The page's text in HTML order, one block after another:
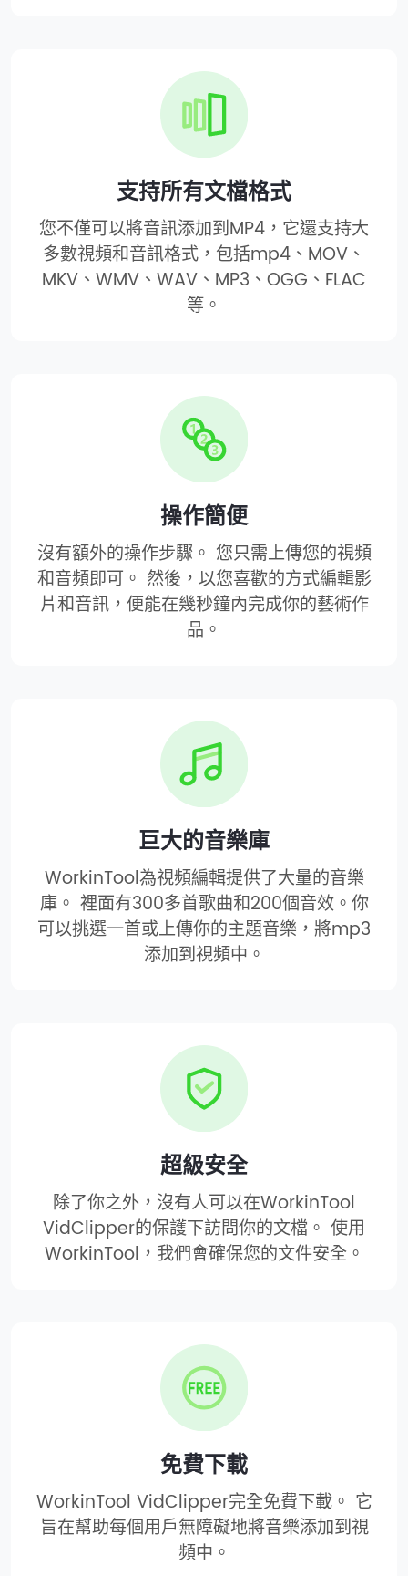
支持所有文檔格式
您不僅可以將音訊添加到MP4，它還支持大
多數視頻和音訊格式，包括mp4、MOV、
MKV、WMV、WAV、MP3、OGG、FLAC
等。
操作簡便
沒有額外的操作步驟。 您只需上傳您的視頻
和音頻即可。 然後，以您喜歡的方式編輯影
片和音訊，便能在幾秒鐘內完成你的藝術作
品。
巨大的音樂庫
WorkinTool為視頻編輯提供了大量的音樂
庫。 裡面有300多首歌曲和200個音效。你
可以挑選一首或上傳你的主題音樂，將mp3
添加到視頻中。
超級安全
除了你之外，沒有人可以在WorkinTool
VidClipper的保護下訪問你的文檔。 使用
WorkinTool，我們會確保您的文件安全。
免費下載
WorkinTool VidClipper完全免費下載。 它
旨在幫助每個用戶無障礙地將音樂添加到視
頻中。